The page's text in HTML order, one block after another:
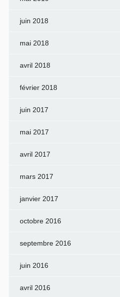
juin 2018
mai 2018
avril 2018
février 2018
juin 2017
mai 2017
avril 2017
mars 2017
janvier 2017
octobre 2016
septembre 2016
juin 2016
avril 2016